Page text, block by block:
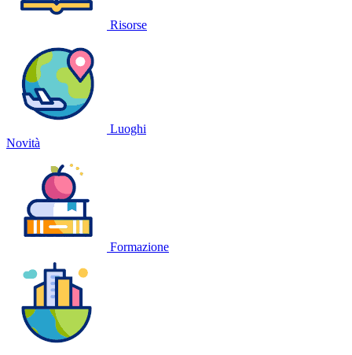
Risorse
Luoghi
Novità
Formazione